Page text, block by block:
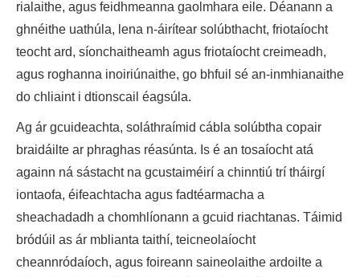
rialaithe, agus feidhmeanna gaolmhara eile. Déanann a
ghnéithe uathúla, lena n-áirítear solúbthacht, friotaíocht
teocht ard, síonchaitheamh agus friotaíocht creimeadh,
agus roghanna inoiriúnaithe, go bhfuil sé an-inmhianaithe
do chliaint i dtionscail éagsúla.
Ag ár gcuideachta, soláthraímid cábla solúbtha copair
braidáilte ar phraghas réasúnta. Is é an tosaíocht atá
againn ná sástacht na gcustaiméirí a chinntiú trí tháirgí
iontaofa, éifeachtacha agus fadtéarmacha a
sheachadadh a chomhlíonann a gcuid riachtanas. Táimid
bródúil as ár mblianta taithí, teicneolaíocht
cheannródaíoch, agus foireann saineolaithe ardoilte a